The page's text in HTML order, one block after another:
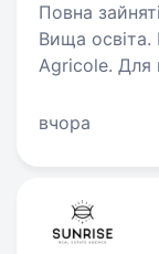
Повна
Вища освіта. Ви можете покладатися на Credit
Agricole. Для
кожен
вчора